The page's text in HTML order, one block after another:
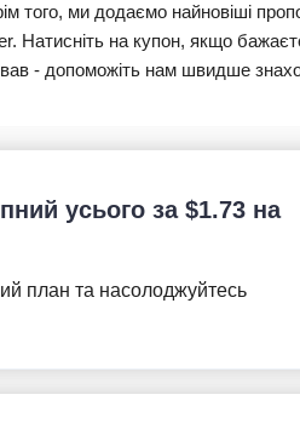
того, ми додаємо найновіші
Натисніть на купон, якщо
- допоможіть нам швидше
усього за$1.73 на
план та насолоджуйтесь